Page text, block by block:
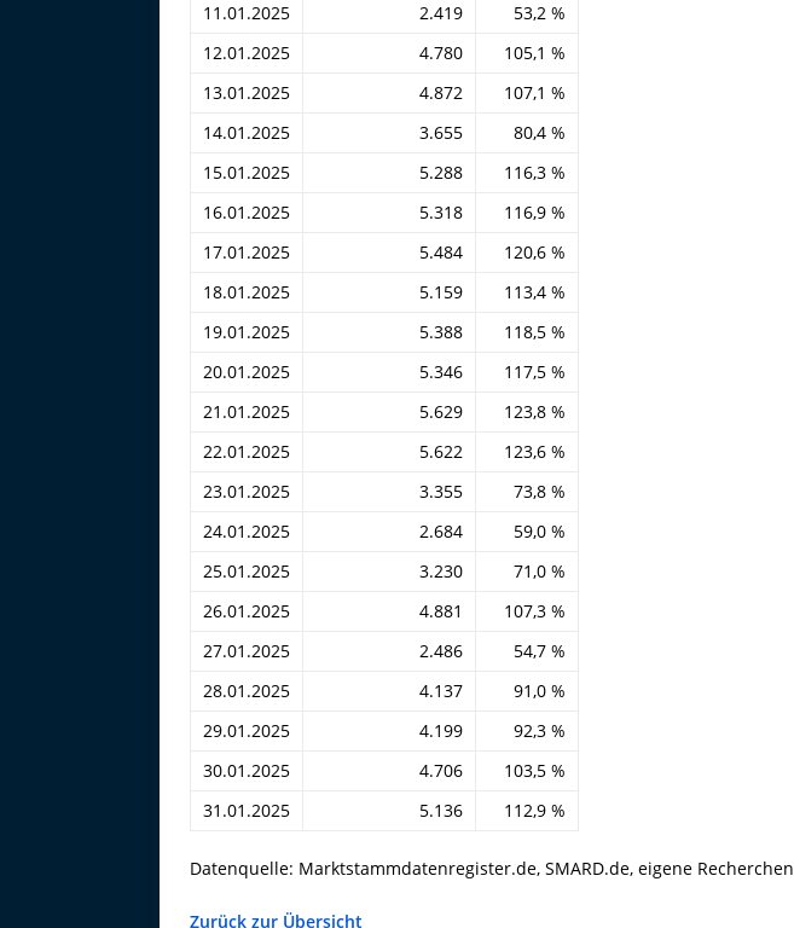
11.01.2025
2.419
53,2 %
12.01.2025
4.780
105,1 %
13.01.2025
4.872
107,1 %
14.01.2025
3.655
80,4 %
15.01.2025
5.288
116,3 %
16.01.2025
5.318
116,9 %
17.01.2025
5.484
120,6 %
18.01.2025
5.159
113,4 %
19.01.2025
5.388
118,5 %
20.01.2025
5.346
117,5 %
21.01.2025
5.629
123,8 %
22.01.2025
5.622
123,6 %
23.01.2025
3.355
73,8 %
24.01.2025
2.684
59,0 %
25.01.2025
3.230
71,0 %
26.01.2025
4.881
107,3 %
27.01.2025
2.486
54,7 %
28.01.2025
4.137
91,0 %
29.01.2025
4.199
92,3 %
30.01.2025
4.706
103,5 %
31.01.2025
5.136 112,9 %
Datenquelle: Marktstammdatenregister.de, SMARD.de, eigene
Zurück zur Übersicht